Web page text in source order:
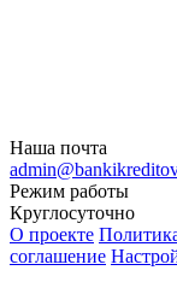
Наша почта
Режим работы
Круглосуточно
О проекте
соглашение